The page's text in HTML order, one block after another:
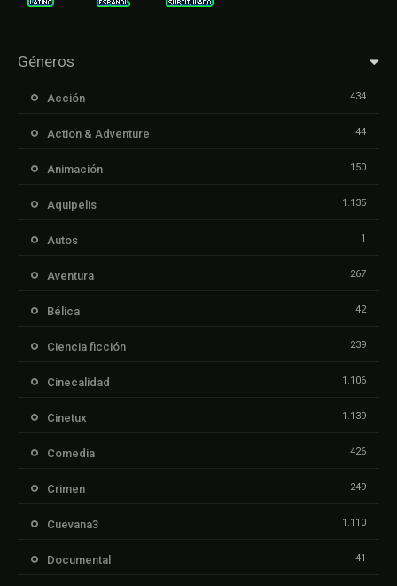
Géneros
Acción 434
Action & Adventure 44
Animación 150
Aquipelis 1.135
Autos 1
Aventura 267
Bélica 42
Ciencia ficción 239
Cinecalidad 1.106
Cinetux 1.139
Comedia 426
Crimen 249
Cuevana3 1.110
Documental 41